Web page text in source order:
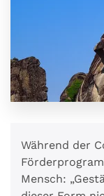
Während der
Mensch: